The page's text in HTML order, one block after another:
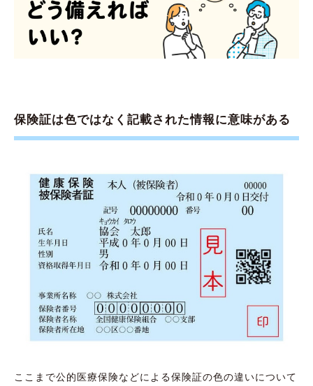
保険証は色ではなく記載された情報に意味がある
ここまで公的医療保険などによる保険証の色の違いについて